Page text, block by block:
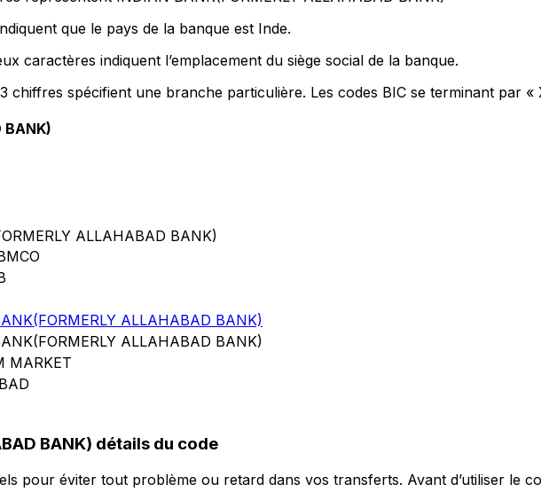
que le pays de la banque est Inde.
caractères indiquent l’emplacement du siège social de la banque.
chiffres spécifient une branche particulière. Les codes BIC se terminant par
BANK)
ALLAHABAD BANK)
ALLAHABAD BANK)
ALLAHABAD BANK)
MARKET
BANK) détails du code
pour éviter tout problème ou retard dans vos transferts. Avant d’utiliser le